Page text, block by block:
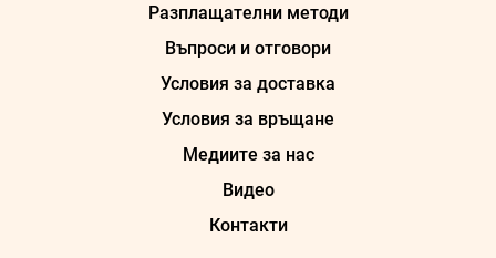
Разплащателни методи
Въпроси и отговори
Условия за доставка
Условия за връщане
Медиите за нас
Видео
Контакти